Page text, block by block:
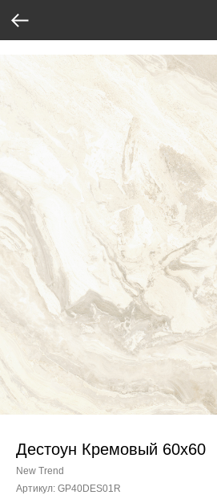
Дестоун Кремовый 60x60
New Trend
Артикул: GP40DES01R